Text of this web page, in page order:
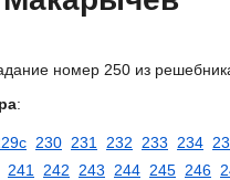
номер 250 из
:
230 231 232 233 234
241 242 243 244 245 246